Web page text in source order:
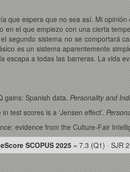
que espera que no sea así. Mi
el que empiezo con una cierta
segundo sistema no se comportará
es un sistema aparentemente
a todas las barreras. La vida
gains: Spanish data. Personality and
test scores is a ‘Jensen effect’.
evidence from the Culture-Fair
SCOPUS 2025 = 7.3 (Q1) · SJR